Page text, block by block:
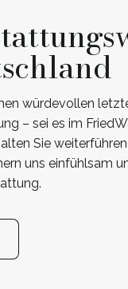
würdevollen
– sei es im
Sie
uns einfühlsam